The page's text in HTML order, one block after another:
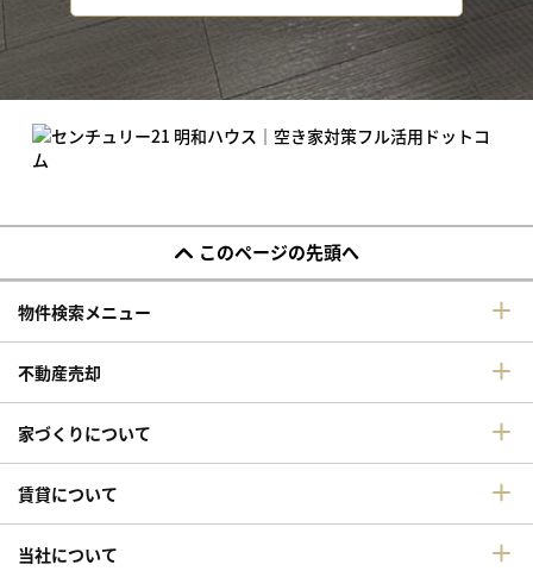
このページの先頭へ
物件検索メニュー
不動産売却
家づくりについて
賃貸について
当社について